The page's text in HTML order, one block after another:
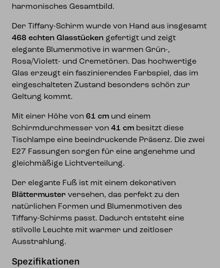
harmonisches Gesamtbild.
Der Tiffany-Schirm wurde von Hand aus insgesamt
468 echten Glasstücken gefertigt und zeigt
elegante Blumenmotive in warmen Grün-,
Rosa/Violett- und Cremetönen. Das hochwertige
Glas erzeugt ein faszinierendes Farbspiel, das im
eingeschalteten Zustand besonders schön zur
Geltung kommt.
Mit einer Höhe von 61 cm und einem
Schirmdurchmesser von 41 cm besitzt diese
Tischlampe eine beeindruckende Präsenz. Die zwei
E27 Fassungen sorgen für eine angenehme und
gleichmäßige Lichtverteilung.
Der elegante Fuß ist mit einem dekorativen
Blättermuster versehen, das perfekt zu den
natürlichen Formen und Blumenmotiven des
Tiffany-Schirms passt. Dadurch entsteht eine
stilvolle Leuchte mit warmer und zeitloser
Ausstrahlung.
Spezifikationen